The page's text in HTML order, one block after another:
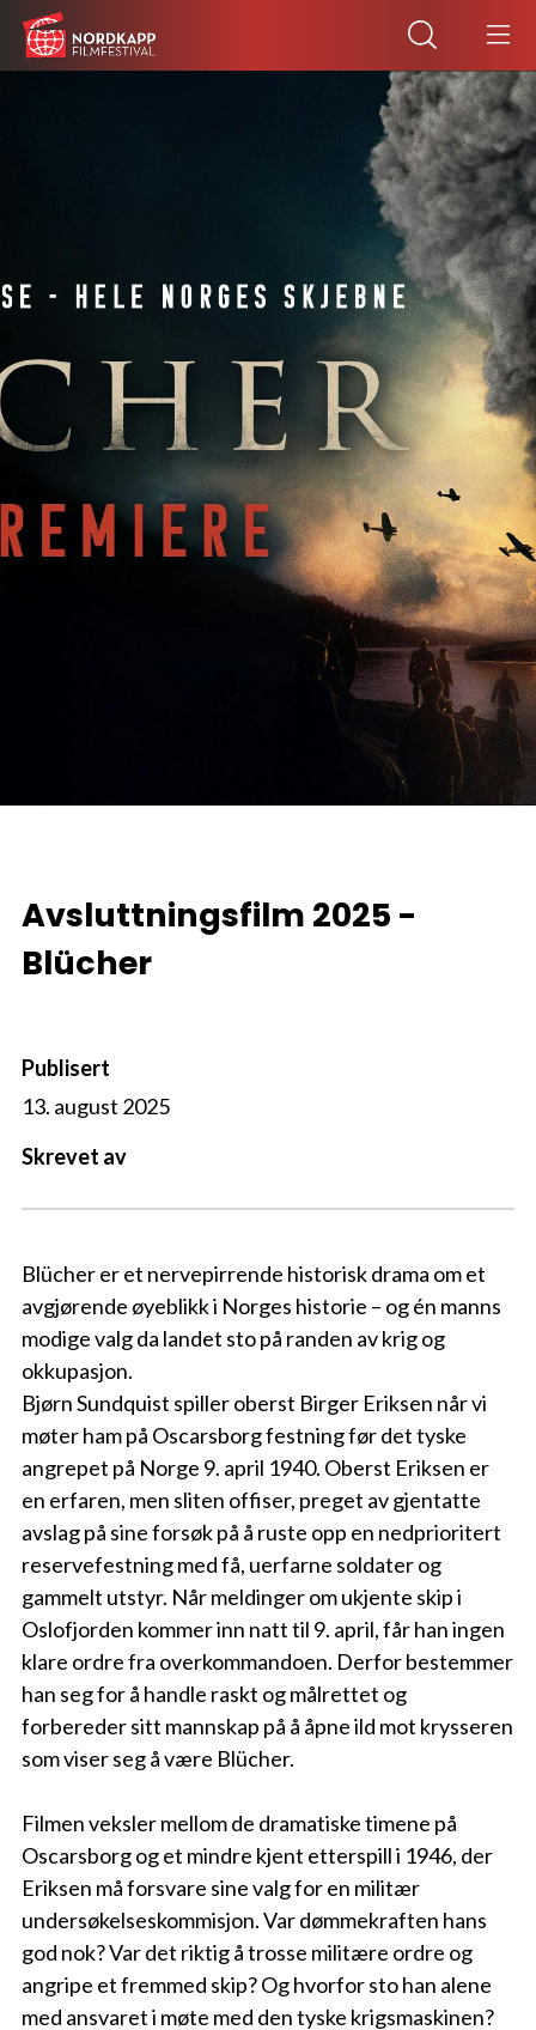
Avsluttningsfilm 2025 -
Blücher
Blücher er et nervepirrende historisk drama om et
avgjørende øyeblikk i Norges historie – og én manns
modige valg da landet sto på randen av krig og
okkupasjon.
Bjørn Sundquist spiller oberst Birger Eriksen når vi
møter ham på Oscarsborg festning før det tyske
angrepet på Norge 9. april 1940. Oberst Eriksen er
en erfaren, men sliten offiser, preget av gjentatte
avslag på sine forsøk på å ruste opp en nedprioritert
reservefestning med få, uerfarne soldater og
gammelt utstyr. Når meldinger om ukjente skip i
Oslofjorden kommer inn natt til 9. april, får han ingen
klare ordre fra overkommandoen. Derfor bestemmer
han seg for å handle raskt og målrettet og
forbereder sitt mannskap på å åpne ild mot krysseren
som viser seg å være Blücher.
Filmen veksler mellom de dramatiske timene på
Oscarsborg og et mindre kjent etterspill i 1946, der
Eriksen må forsvare sine valg for en militær
undersøkelseskommisjon. Var dømmekraften hans
god nok? Var det riktig å trosse militære ordre og
angripe et fremmed skip? Og hvorfor sto han alene
med ansvaret i møte med den tyske krigsmaskinen?
Publisert
13. august 2025
Skrevet av